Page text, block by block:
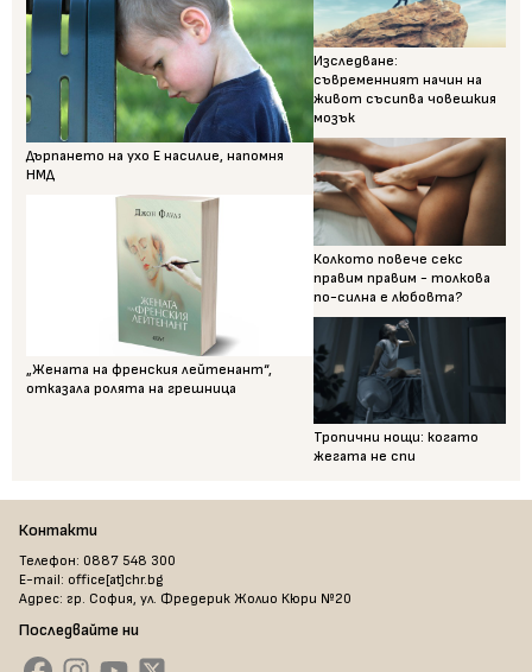
Дърпането на ухо Е насилие, напомня
НМД
„Жената на френския лейтенант“,
отказала ролята на грешница
Изследване:
съвременният начин на
живот съсипва човешкия
мозък
Колкото повече секс
правим правим - толкова
по-силна е любовта?
Тропични нощи: когато
жегата не спи
Контакти
Телефон: 0887 548 300
E-mail: office[at]chr.bg
Адрес: гр. София, ул. Фредерик Жолио Кюри №20
Последвайте ни